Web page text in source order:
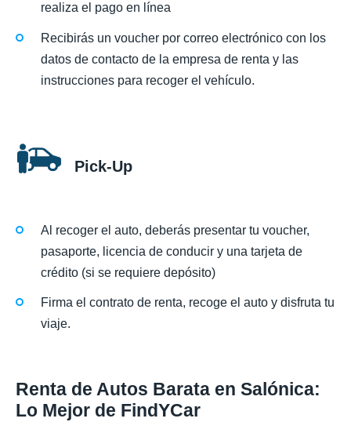
realiza el pago en línea
Recibirás un voucher por correo electrónico con los
datos de contacto de la empresa de renta y las
instrucciones para recoger el vehículo.
Pick-Up
Al recoger el auto, deberás presentar tu voucher,
pasaporte, licencia de conducir y una tarjeta de
crédito (si se requiere depósito)
Firma el contrato de renta, recoge el auto y disfruta tu
viaje.
Renta de Autos Barata en Salónica:
Lo Mejor de FindYCar